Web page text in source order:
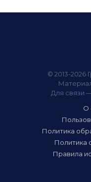
© 2013-2026
Для связи
О
Политика
Политика
Правила